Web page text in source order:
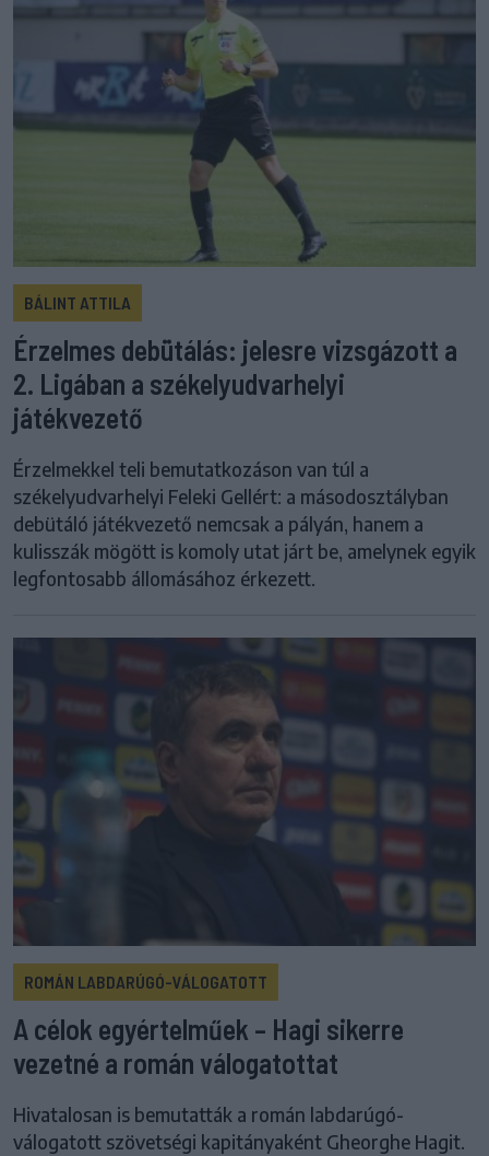
BÁLINT ATTILA
Érzelmes debütálás: jelesre vizsgázott a
2. Ligában a székelyudvarhelyi
játékvezető
Érzelmekkel teli bemutatkozáson van túl a
székelyudvarhelyi Feleki Gellért: a másodosztályban
debütáló játékvezető nemcsak a pályán, hanem a
kulisszák mögött is komoly utat járt be, amelynek egyik
legfontosabb állomásához érkezett.
ROMÁN LABDARÚGÓ-VÁLOGATOTT
A célok egyértelműek – Hagi sikerre
vezetné a román válogatottat
Hivatalosan is bemutatták a román labdarúgó-
válogatott szövetségi kapitányaként Gheorghe Hagit.